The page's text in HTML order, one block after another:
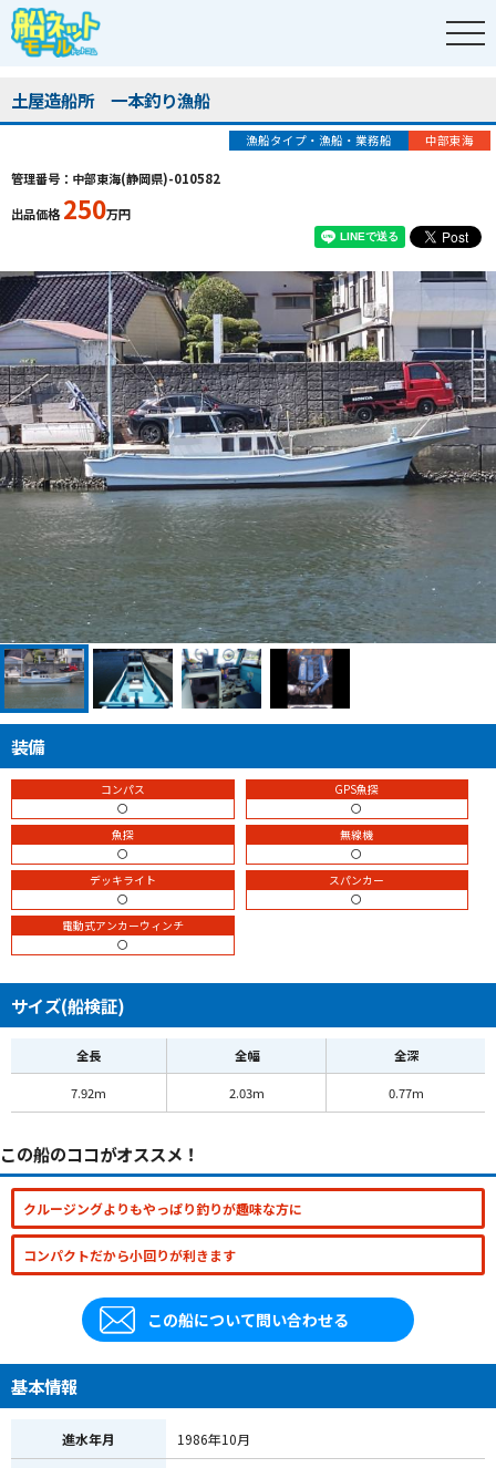
土屋造船所 一本釣り漁船
漁船タイプ・漁船・業務船 中部東海
管理番号：中部東海(静岡県)-010582
出品価格250万円
装備
コンパス
〇
GPS魚探
〇
魚探
〇
無線機
〇
デッキライト
〇
スパンカー
〇
電動式アンカーウィンチ
〇
サイズ(船検証)
全長 全幅 全深
7.92m 2.03m 0.77m
この船のココがオススメ！
クルージングよりもやっぱり釣りが趣味な方に
コンパクトだから小回りが利きます
この船について問い合わせる
基本情報
進水年月 1986年10月